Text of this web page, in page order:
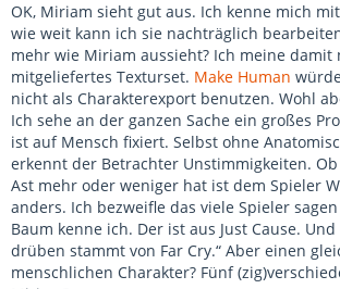
OK, Miriam sieht gut aus. Ich kenne mich
wie weit kann ich sie nachträglich
mehr wie Miriam aussieht? Ich meine damit
mitgeliefertes Texturset. Make Human
nicht als Charakterexport benutzen. Wohl
Ich sehe an der ganzen Sache ein großes
ist auf Mensch fixiert. Selbst ohne
erkennt der Betrachter Unstimmigkeiten.
Ast mehr oder weniger hat ist dem Spieler
anders. Ich bezweifle das viele Spieler
Baum kenne ich. Der ist aus Just Cause.
drüben stammt von Far Cry.“ Aber einen
menschlichen Charakter? Fünf